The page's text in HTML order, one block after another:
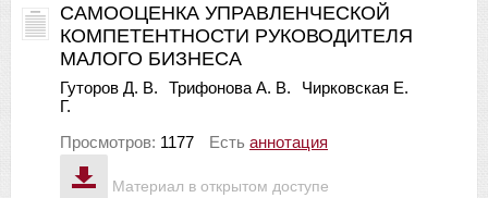
Материал в открытом доступе
САМООЦЕНКА УПРАВЛЕНЧЕСКОЙ
КОМПЕТЕНТНОСТИ РУКОВОДИТЕЛЯ
МАЛОГО БИЗНЕСА
Гуторов Д. В. Трифонова А. В.
Чирковская Е.
Г.
Просмотров: 1177 Есть аннотация